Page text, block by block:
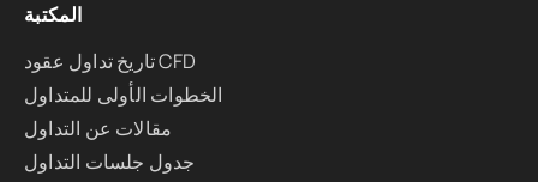
المكتبة
تاريخ تداول عقود CFD
الخطوات الأولى للمتداول
مقالات عن التداول
جدول جلسات التداول